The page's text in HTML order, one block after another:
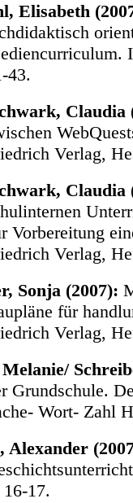
Elisabeth
43.
Claudia
Verlag,
Claudia
Vorbereitung
Verlag,
Sonja (2007):
für
Verlag,
Grundschule.
Wort- Zahl
Alexander
16-17.